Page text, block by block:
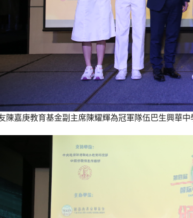
陳嘉庚教育基金副主席陳耀輝為冠軍隊伍巴生興華